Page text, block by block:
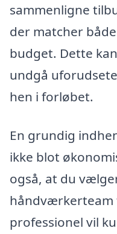
sammenligne
der matcher
budget. Dette
undgå
hen i forløbet.
En grundig
ikke blot
også, at du
håndværkerteam
professionel vil